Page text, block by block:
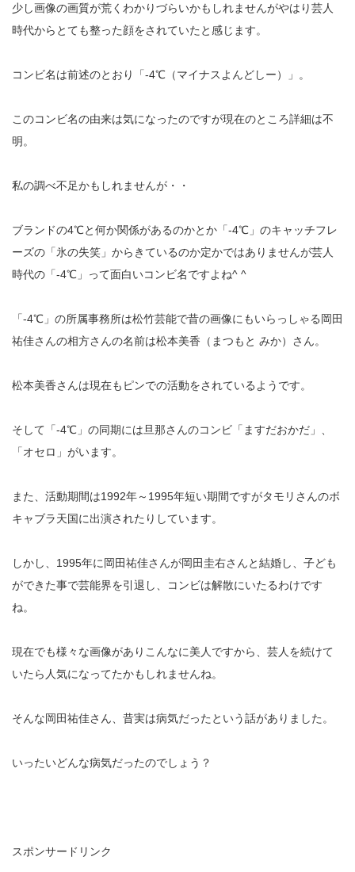
少し画像の画質が荒くわかりづらいかもしれませんがやはり芸人
時代からとても整った顔をされていたと感じます。
コンビ名は前述のとおり「-4℃（マイナスよんどしー）」。
このコンビ名の由来は気になったのですが現在のところ詳細は不
明。
私の調べ不足かもしれませんが・・
ブランドの4℃と何か関係があるのかとか「-4℃」のキャッチフレ
ーズの「氷の失笑」からきているのか定かではありませんが芸人
時代の「-4℃」って面白いコンビ名ですよね^ ^
「-4℃」の所属事務所は松竹芸能で昔の画像にもいらっしゃる岡田
祐佳さんの相方さんの名前は松本美香（まつもと みか）さん。
松本美香さんは現在もピンでの活動をされているようです。
そして「-4℃」の同期には旦那さんのコンビ「ますだおかだ」、
「オセロ」がいます。
また、活動期間は1992年～1995年短い期間ですがタモリさんのボ
キャブラ天国に出演されたりしています。
しかし、1995年に岡田祐佳さんが岡田圭右さんと結婚し、子ども
ができた事で芸能界を引退し、コンビは解散にいたるわけです
ね。
現在でも様々な画像がありこんなに美人ですから、芸人を続けて
いたら人気になってたかもしれませんね。
そんな岡田祐佳さん、昔実は病気だったという話がありました。
いったいどんな病気だったのでしょう？
スポンサードリンク